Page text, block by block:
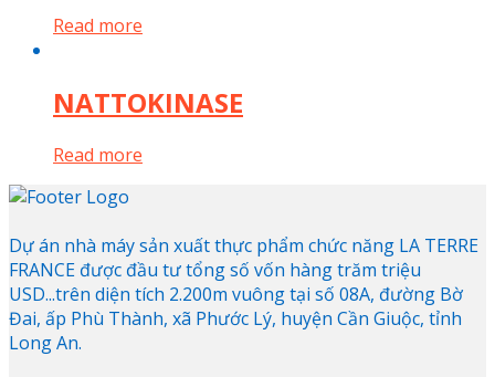
Read more
NATTOKINASE
Read more
Dự án nhà máy sản xuất thực phẩm chức năng LA TERRE
FRANCE được đầu tư tổng số vốn hàng trăm triệu
USD...trên diện tích 2.200m vuông tại số 08A, đường Bờ
Đai, ấp Phù Thành, xã Phước Lý, huyện Cần Giuộc, tỉnh
Long An.